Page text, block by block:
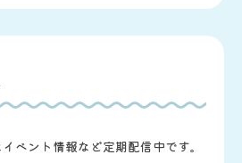
ベント情報など定期配信中です。